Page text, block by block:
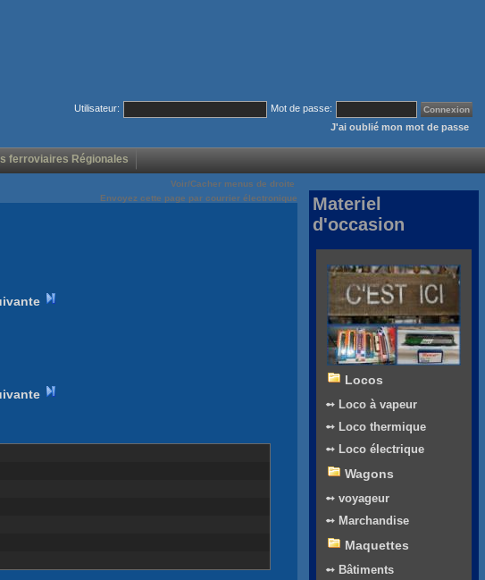
Utilisateur:
Mot de passe:
J'ai oublié mon mot de passe
ferroviaires Régionales
Voir/Cacher menus de droite
Envoyez cette page par courrier électronique
Materiel
d'occasion
Locos
➻ Loco à vapeur
➻ Loco thermique
➻ Loco électrique
Wagons
➻ voyageur
➻ Marchandise
Maquettes
➻ Bâtiments